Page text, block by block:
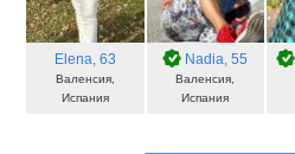
Elena, 63
Валенсия,
Испания
Nadia, 55
Валенсия,
Испания